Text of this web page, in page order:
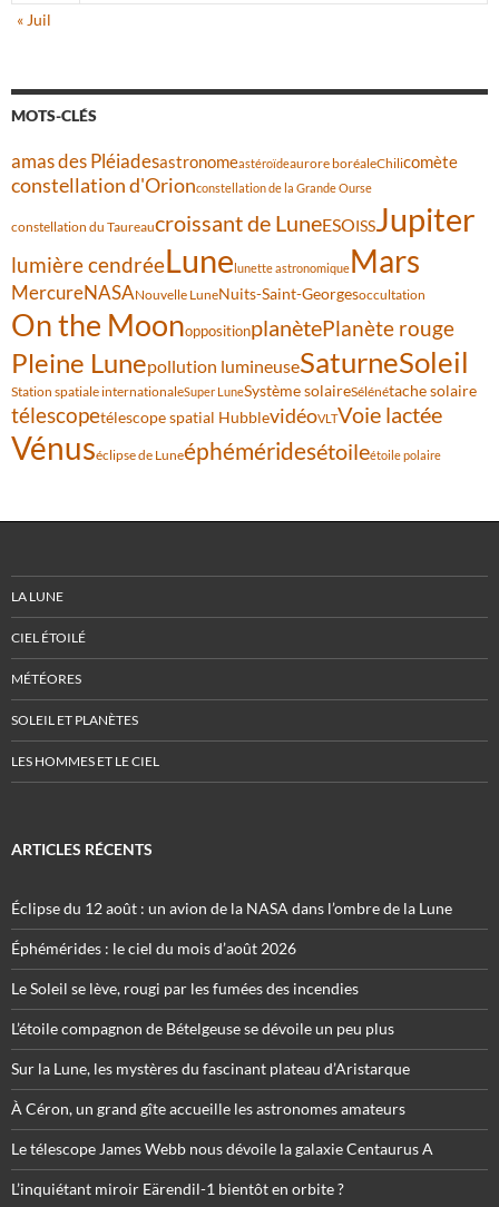
« Juil
MOTS-CLÉS
amas des Pléiadesastronomeastéroïdeaurore boréaleChilicomète
constellation d'Orionconstellation de la Grande Ourse
constellation du Taureaucroissant de LuneESOISSJupiter
lumière cendréeLunelunette astronomiqueMars
MercureNASANouvelle LuneNuits-Saint-Georgesoccultation
On the MoonoppositionplanètePlanète rouge
Pleine Lunepollution lumineuseSaturneSoleil
Station spatiale internationaleSuper LuneSystème solaireSélénétache solaire
télescopetélescope spatial HubblevidéoVLTVoie lactée
Vénuséclipse de Luneéphéméridesétoileétoile polaire
LA LUNE
CIEL ÉTOILÉ
MÉTÉORES
SOLEIL ET PLANÈTES
LES HOMMES ET LE CIEL
ARTICLES RÉCENTS
Éclipse du 12 août : un avion de la NASA dans l’ombre de la Lune
Éphémérides : le ciel du mois d’août 2026
Le Soleil se lève, rougi par les fumées des incendies
L’étoile compagnon de Bételgeuse se dévoile un peu plus
Sur la Lune, les mystères du fascinant plateau d’Aristarque
À Céron, un grand gîte accueille les astronomes amateurs
Le télescope James Webb nous dévoile la galaxie Centaurus A
L’inquiétant miroir Eärendil-1 bientôt en orbite ?